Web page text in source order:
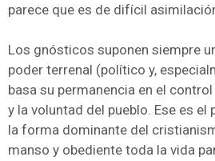
parece que es de difícil
Los gnósticos suponen siempre
poder terrenal (político y,
basa su permanencia en el
y la voluntad del pueblo. Ese es el
la forma dominante del
manso y obediente toda la vida